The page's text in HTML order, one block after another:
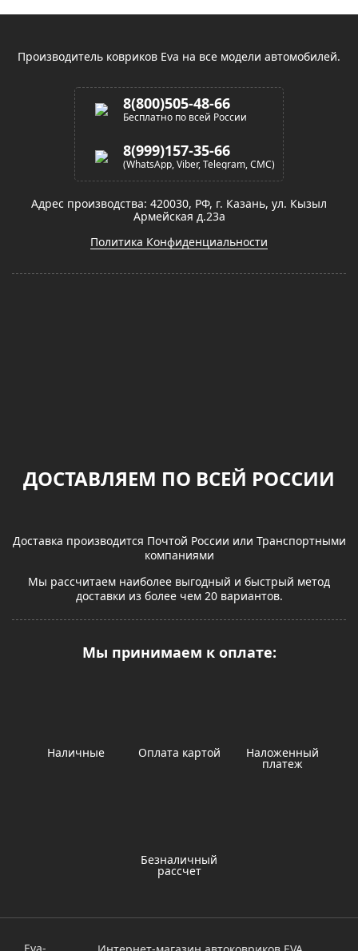
Производитель ковриков Eva на все модели автомобилей.
8(800)505-48-66
Бесплатно по всей России
8(999)157-35-66
(WhatsApp, Viber, Telegram, СМС)
Адрес производства: 420030, РФ, г. Казань, ул. Кызыл
Армейская д.23а
Политика Конфиденциальности
ДОСТАВЛЯЕМ ПО ВСЕЙ РОССИИ
Доставка производится Почтой России или Транспортными
компаниями
Мы рассчитаем наиболее выгодный и быстрый метод
доставки из более чем 20 вариантов.
Мы принимаем к оплате:
Наличные Оплата картой Наложенный
платеж
Безналичный
рассчет